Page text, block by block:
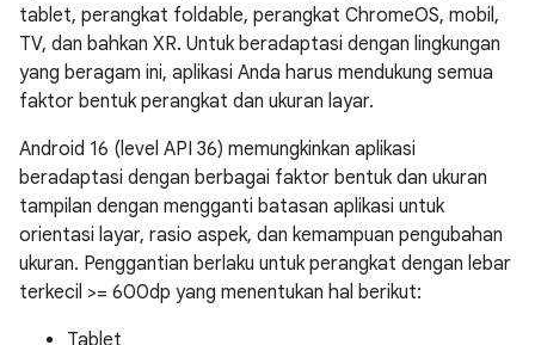
tablet, perangkat foldable, perangkat ChromeOS, mobil,
TV, dan bahkan XR. Untuk beradaptasi dengan lingkungan
yang beragam ini, aplikasi Anda harus mendukung semua
faktor bentuk perangkat dan ukuran layar.
Android 16 (level API 36) memungkinkan aplikasi
beradaptasi dengan berbagai faktor bentuk dan ukuran
tampilan dengan mengganti batasan aplikasi untuk
orientasi layar, rasio aspek, dan kemampuan pengubahan
ukuran. Penggantian berlaku untuk perangkat dengan lebar
terkecil >= 600dp yang menentukan hal berikut:
Tablet